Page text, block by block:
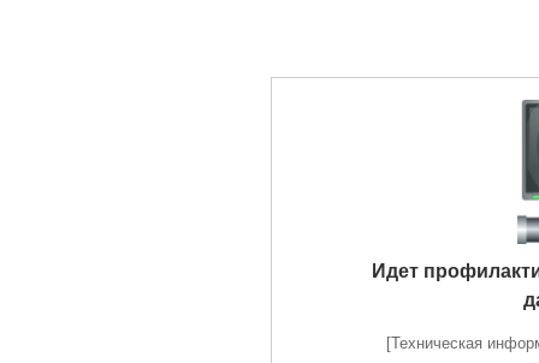
Идет
[Техническая